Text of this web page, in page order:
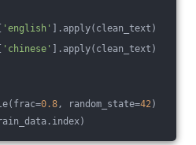
'english'
].apply(clean_text)
'chinese' ].apply(clean_text)
0.8, random_state=42)